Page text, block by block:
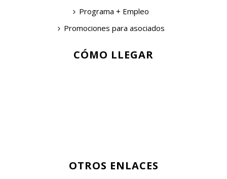
Programa + Empleo
Promociones para asociados
CÓMO LLEGAR
OTROS ENLACES